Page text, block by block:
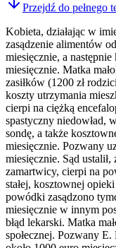
Przejdź do pełnego
Kobieta, działając w
zasądzenie alimentów
miesięcznie, a następnie
miesięcznie. Matka
zasiłków (1200 zł
koszty utrzymania
cierpi na ciężką
spastyczny niedowład,
sondę, a także
miesięcznie. Pozwany
miesięcznie. Sąd
zamartwicy, cierpi na
stałej, kosztownej
powódki zasądzono
miesięcznie w innym
błąd lekarski. Matka
społecznej. Pozwany